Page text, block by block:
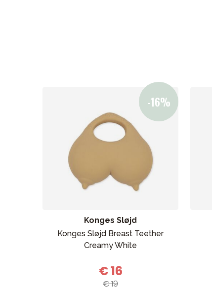
Konges Sløjd
Konges Sløjd Breast Teether
Creamy White
€ 16
€ 19
Vauvan paketti
Lapsi & vauva
Lelut ja pelit